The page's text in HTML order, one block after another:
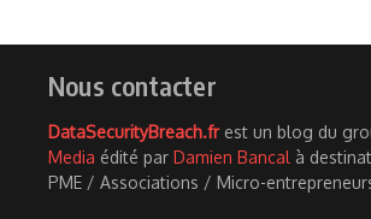
Nous contacter
DataSecurityBreach.frest un blog du
Media édité par Damien Bancal à
PME / Associations / Micro-